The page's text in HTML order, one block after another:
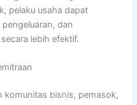
pelaku usaha dapat
dan
lebih efektif.
komunitas bisnis, pemasok,